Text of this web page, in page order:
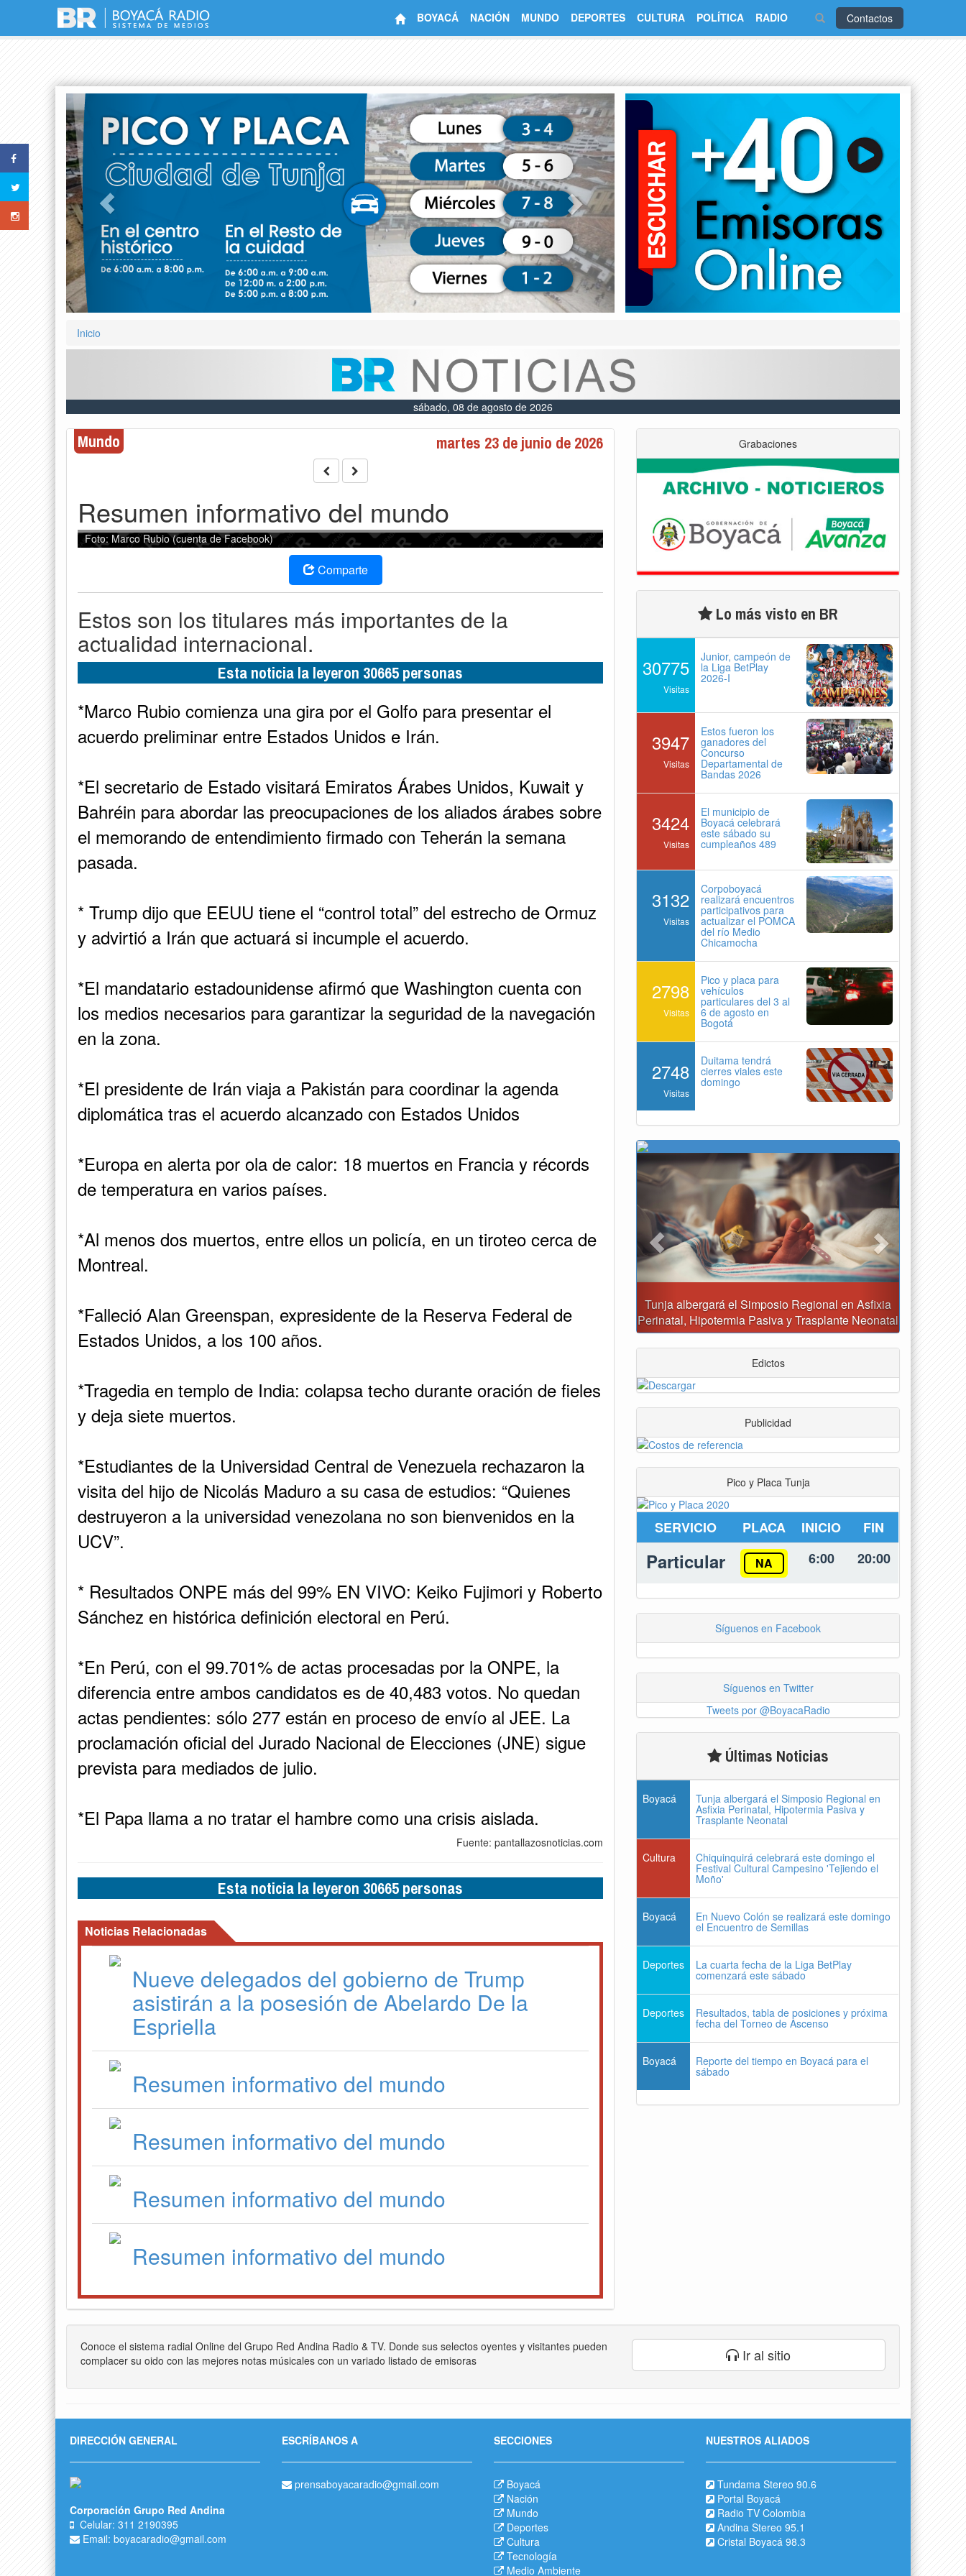
Contactos
BOYACÁ NACIÓN MUNDO DEPORTES CULTURA POLÍTICA RADIO
Next
Inicio
sábado, 08 de agosto de 2026
Mundo martes 23 de junio de 2026
Resumen informativo del mundo
Foto: Marco Rubio (cuenta de Facebook)
Comparte
Estos son los titulares más importantes de la
actualidad internacional.
Esta noticia la leyeron 30665 personas
*Marco Rubio comienza una gira por el Golfo para presentar el
acuerdo preliminar entre Estados Unidos e Irán.
*El secretario de Estado visitará Emiratos Árabes Unidos, Kuwait y
Bahréin para abordar las preocupaciones de los aliados árabes sobre
el memorando de entendimiento firmado con Teherán la semana
pasada.
* Trump dijo que EEUU tiene el “control total” del estrecho de Ormuz
y advirtió a Irán que actuará si incumple el acuerdo.
*El mandatario estadounidense afirmó que Washington cuenta con
los medios necesarios para garantizar la seguridad de la navegación
en la zona.
*El presidente de Irán viaja a Pakistán para coordinar la agenda
diplomática tras el acuerdo alcanzado con Estados Unidos
*Europa en alerta por ola de calor: 18 muertos en Francia y récords
de temperatura en varios países.
*Al menos dos muertos, entre ellos un policía, en un tiroteo cerca de
Montreal.
*Falleció Alan Greenspan, expresidente de la Reserva Federal de
Estados Unidos, a los 100 años.
*Tragedia en templo de India: colapsa techo durante oración de fieles
y deja siete muertos.
*Estudiantes de la Universidad Central de Venezuela rechazaron la
visita del hijo de Nicolás Maduro a su casa de estudios: “Quienes
destruyeron a la universidad venezolana no son bienvenidos en la
UCV”.
* Resultados ONPE más del 99% EN VIVO: Keiko Fujimori y Roberto
Sánchez en histórica definición electoral en Perú.
*En Perú, con el 99.701% de actas procesadas por la ONPE, la
diferencia entre ambos candidatos es de 40,483 votos. No quedan
actas pendientes: sólo 277 están en proceso de envío al JEE. La
proclamación oficial del Jurado Nacional de Elecciones (JNE) sigue
prevista para mediados de julio.
*El Papa llama a no tratar el hambre como una crisis aislada.
Fuente: pantallazosnoticias.com
Esta noticia la leyeron 30665 personas
Noticias Relacionadas
Nueve delegados del gobierno de Trump
asistirán a la posesión de Abelardo De la
Espriella
Resumen informativo del mundo
Resumen informativo del mundo
Resumen informativo del mundo
Resumen informativo del mundo
Grabaciones
Lo más visto en BR
30775
Visitas
Junior, campeón de
la Liga BetPlay
2026-I
3947
Visitas
Estos fueron los
ganadores del
Concurso
Departamental de
Bandas 2026
3424
Visitas
El municipio de
Boyacá celebrará
este sábado su
cumpleaños 489
3132
Visitas
Corpoboyacá
realizará encuentros
participativos para
actualizar el POMCA
del río Medio
Chicamocha
2798
Visitas
Pico y placa para
vehículos
particulares del 3 al
6 de agosto en
Bogotá
2748
Visitas
Duitama tendrá
cierres viales este
domingo
Perinatal, Hipotermia Pasiva y Trasplante Neonatal
Reporte del tiempo en Boyacá para el sábado
Previous Next
Edictos
Publicidad
Pico y Placa Tunja
SERVICIO PLACA INICIO FIN
Particular NA 6:00 20:00
Síguenos en Facebook
Síguenos en Twitter
Tweets por @BoyacaRadio
Últimas Noticias
Boyacá Tunja albergará el Simposio Regional en
Asfixia Perinatal, Hipotermia Pasiva y
Trasplante Neonatal
Cultura Chiquinquirá celebrará este domingo el
Festival Cultural Campesino 'Tejiendo el
Moño'
Boyacá En Nuevo Colón se realizará este domingo
el Encuentro de Semillas
Deportes La cuarta fecha de la Liga BetPlay
comenzará este sábado
Deportes Resultados, tabla de posiciones y próxima
fecha del Torneo de Ascenso
Boyacá Reporte del tiempo en Boyacá para el
sábado
Conoce el sistema radial Online del Grupo Red Andina Radio & TV. Donde sus selectos oyentes y visitantes pueden
complacer su oido con las mejores notas músicales con un variado listado de emisoras
Ir al sitio
DIRECCIÓN GENERAL
Corporación Grupo Red Andina
Celular: 311 2190395
Email: boyacaradio@gmail.com
ESCRÍBANOS A
prensaboyacaradio@gmail.com
SECCIONES
Boyacá
Nación
Mundo
Deportes
Cultura
Tecnología
Medio Ambiente
NUESTROS ALIADOS
Tundama Stereo 90.6
Portal Boyacá
Radio TV Colombia
Andina Stereo 95.1
Cristal Boyacá 98.3